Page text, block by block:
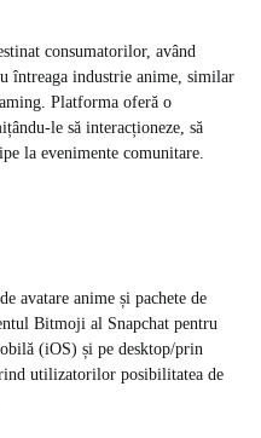
consumatorilor, având
întreaga industrie anime, similar
Platforma oferă o
le să interacționeze, să
la evenimente comunitare.
avatare anime și pachete de
Bitmoji al Snapchat pentru
(iOS) și pe desktop/prin
utilizatorilor posibilitatea de